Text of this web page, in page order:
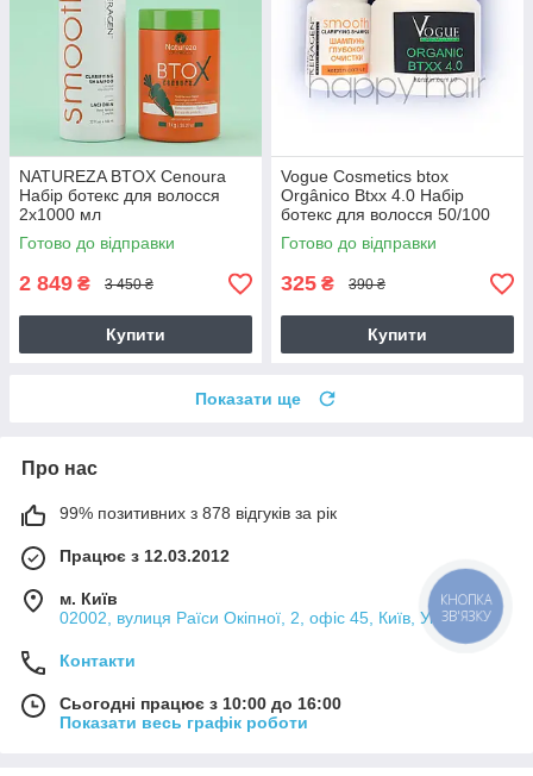
NATUREZA BTOX Cenoura
Набір ботекс для волосся
2х1000 мл
Готово до відправки
2 849 ₴ 3 450 ₴
Купити
Vogue Cosmetics btox
Orgânico Btxx 4.0 Набір
ботекс для волосся 50/100
мл
Готово до відправки
325 ₴ 390 ₴
Купити
Показати ще
Про нас
99% позитивних з 878 відгуків за рік
Працює з 12.03.2012
м. Київ
02002, вулиця Раїси Окіпної, 2, офіс 45, Київ, Україна
Контакти
Сьогодні працює з 10:00 до 16:00
Показати весь графік роботи
КНОПКА
ЗВ'ЯЗКУ